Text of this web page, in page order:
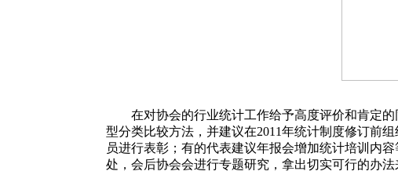
在对协会的行业统计工作给予高度评价和肯定的
型分类比较方法，并建议在2011年统计制度修订前
员进行表彰；有的代表建议年报会增加统计培训内
处，会后协会会进行专题研究，拿出切实可行的办法